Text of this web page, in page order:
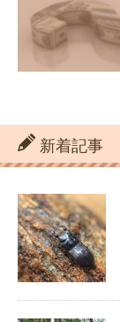
新着記事